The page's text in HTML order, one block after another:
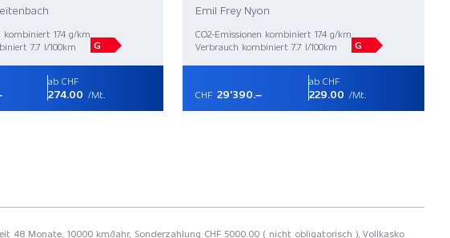
kombiniert 174 g/km
7.7 l/100km
G
ab CHF
274.00 /Mt.
Emil Frey Nyon
CO2-Emissionen kombiniert 174 g/km
Verbrauch kombiniert 7.7 l/100km
G
CHF 29'390.–
ab CHF
229.00 /Mt.
48 Monate, 10000 km/Jahr, Sonderzahlung CHF 5000.00 ( nicht obligatorisch ), Vollkasko